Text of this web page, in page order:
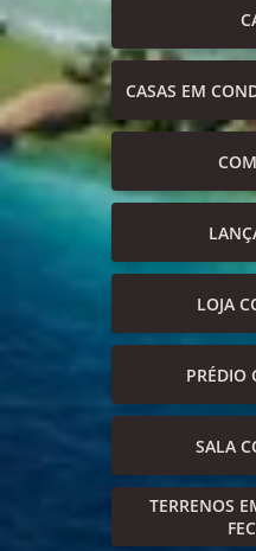
CASAS EM
LOJA
PRÉDIO
SALA
TERRENOS